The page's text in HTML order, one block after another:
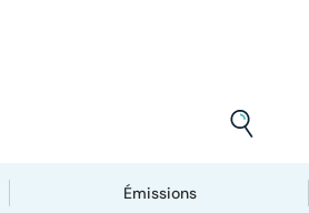
Émissions